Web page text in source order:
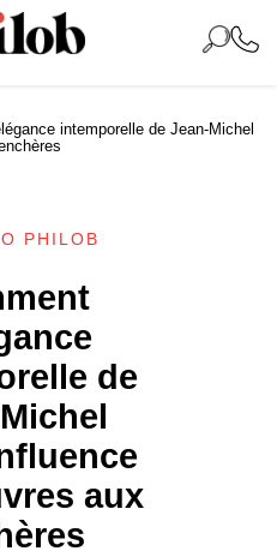
intemporelle de Jean-Michel
PHILOB
de
aux